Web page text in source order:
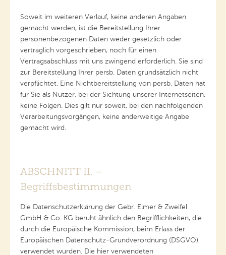
Soweit im weiteren Verlauf, keine anderen Angaben
gemacht werden, ist die Bereitstellung Ihrer
personenbezogenen Daten weder gesetzlich oder
vertraglich vorgeschrieben, noch für einen
Vertragsabschluss mit uns zwingend erforderlich. Sie sind
zur Bereitstellung Ihrer persb. Daten grundsätzlich nicht
verpflichtet. Eine Nichtbereitstellung von persb. Daten hat
für Sie als Nutzer, bei der Sichtung unserer Internetseiten,
keine Folgen. Dies gilt nur soweit, bei den nachfolgenden
Verarbeitungsvorgängen, keine anderweitige Angabe
gemacht wird.
ABSCHNITT II. –
Begriffsbestimmungen
Die Datenschutzerklärung der Gebr. Elmer & Zweifel
GmbH & Co. KG beruht ähnlich den Begrifflichkeiten, die
durch die Europäische Kommission, beim Erlass der
Europäischen Datenschutz-Grundverordnung (DSGVO)
verwendet wurden. Die hier verwendeten